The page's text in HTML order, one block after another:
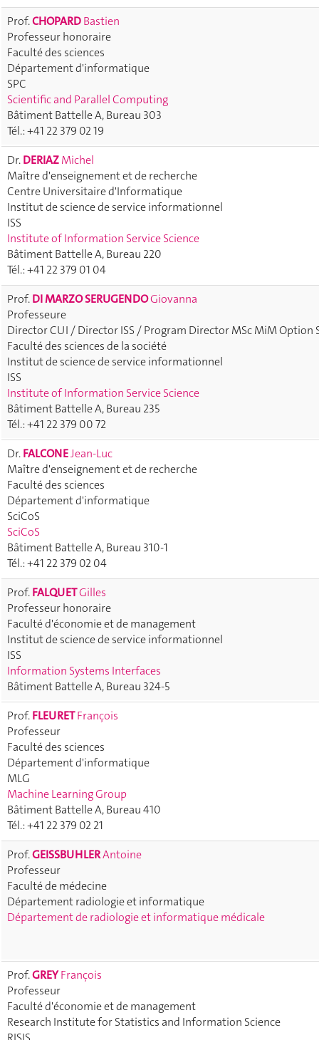
Prof.CHOPARDBastien
Professeur honoraire
Faculté des sciences
Département d'informatique
SPC
Scientific and Parallel Computing
Bâtiment Battelle A, Bureau 303
Tél.: +41 22 379 02 19
Dr.DERIAZMichel
Maître d'enseignement et de recherche
Centre Universitaire d'Informatique
Institut de science de service informationnel
ISS
Institute of Information Service Science
Bâtiment Battelle A, Bureau 220
Tél.: +41 22 379 01 04
Prof.DI MARZO SERUGENDOGiovanna
Professeure
Director CUI / Director ISS / Program Director MSc MiM Option
Faculté des sciences de la société
Institut de science de service informationnel
ISS
Institute of Information Service Science
Bâtiment Battelle A, Bureau 235
Tél.: +41 22 379 00 72
Dr.FALCONEJean-Luc
Maître d'enseignement et de recherche
Faculté des sciences
Département d'informatique
SciCoS
SciCoS
Bâtiment Battelle A, Bureau 310-1
Tél.: +41 22 379 02 04
Prof.FALQUETGilles
Professeur honoraire
Faculté d'économie et de management
Institut de science de service informationnel
ISS
Information Systems Interfaces
Bâtiment Battelle A, Bureau 324-5
Prof.FLEURETFrançois
Professeur
Faculté des sciences
Département d'informatique
MLG
Machine Learning Group
Bâtiment Battelle A, Bureau 410
Tél.: +41 22 379 02 21
Prof.GEISSBUHLERAntoine
Professeur
Faculté de médecine
Département radiologie et informatique
Département de radiologie et informatique médicale
Prof.GREYFrançois
Professeur
Faculté d'économie et de management
Research Institute for Statistics and Information Science